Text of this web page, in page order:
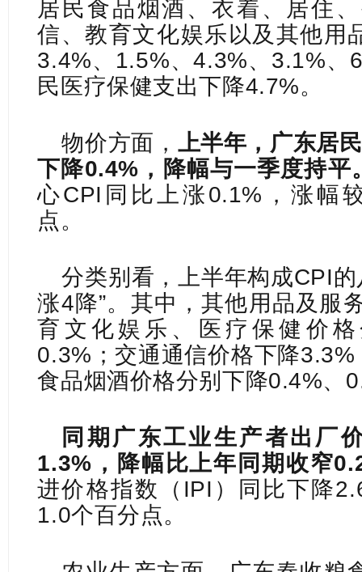
居民食品烟酒、衣着、居住
信、教育文化娱乐以及其他用
3.4%、1.5%、4.3%、3.1%、
民医疗保健支出下降4.7%。
物价方面， 上半年，广东居
下降0.4%，降幅与一季度持平
心CPI同比上涨0.1%，涨幅
点。
分类别看，上半年构成CPI
涨4降”。其中，其他用品及服
育文化娱乐、医疗保健价
0.3%；交通通信价格下降
食品烟酒价格分别下降0.4%、
同期广东工业生产者出厂
1.3%，降幅比上年同期收窄0
进价格指数（IPI）同比下降
1.0个百分点。